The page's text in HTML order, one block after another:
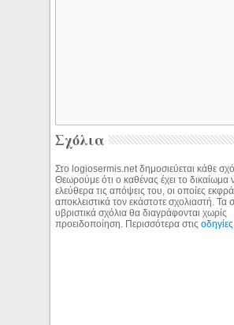
Σχόλια
Στο logiosermis.net δημοσιεύεται κάθε
Θεωρούμε ότι ο καθένας έχει το δικαίωμα
ελεύθερα τις απόψεις του, οι οποίες
αποκλειστικά τον εκάστοτε σχολιαστή. Τα
υβριστικά σχόλια θα διαγράφονται χωρίς
προειδοποίηση. Περισσότερα στις